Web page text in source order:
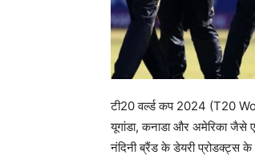
टी20 वर्ल्ड कप 2024 (T20
यूगांडा, कनाडा और अमेरिका
नंदिनी ब्रैंड के डेयरी प्रोडक्ट्स